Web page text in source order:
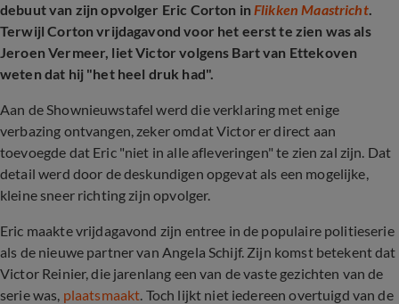
debuut van zijn opvolger Eric Corton in Flikken Maastricht.
Terwijl Corton vrijdagavond voor het eerst te zien was als
Jeroen Vermeer, liet Victor volgens Bart van Ettekoven
weten dat hij "het heel druk had".
Aan de Shownieuwstafel werd die verklaring met enige
verbazing ontvangen, zeker omdat Victor er direct aan
toevoegde dat Eric "niet in alle afleveringen" te zien zal zijn. Dat
detail werd door de deskundigen opgevat als een mogelijke,
kleine sneer richting zijn opvolger.
Eric maakte vrijdagavond zijn entree in de populaire politieserie
als de nieuwe partner van Angela Schijf. Zijn komst betekent dat
Victor Reinier, die jarenlang een van de vaste gezichten van de
serie was, plaatsmaakt. Toch lijkt niet iedereen overtuigd van de